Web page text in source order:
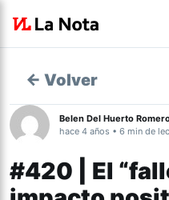
← Volver
Belen Del Huerto
hace 4 años • 6 min de
#420 | El